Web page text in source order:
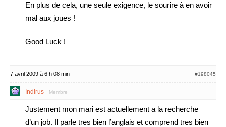
En plus de cela, une seule exigence, le sourire à en avoir
mal aux joues !
Good Luck !
7 avril 2009 à 6 h 08 min #198045
Indirus Membre
Justement mon mari est actuellement a la recherche
d’un job. Il parle tres bien l’anglais et comprend tres bien